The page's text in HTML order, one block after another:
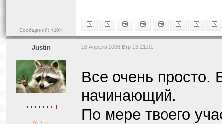
Сообщений: >10K
Justin 18 Апреля 2006 Втр 13:21:01
Все очень просто.
начинающий.
По мере твоего